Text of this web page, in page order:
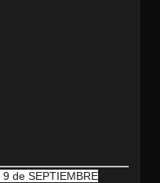
de SEPTIEMBRE